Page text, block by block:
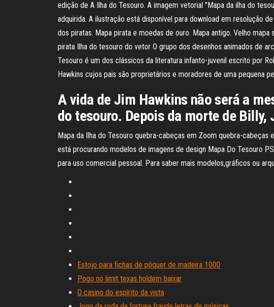
edição de A Ilha do Tesouro. A imagem vetorial "Mapa da ilha do
adquirida. A ilustração está disponível para download em resolução
dos piratas. Mapa pirata e moedas de ouro. Mapa antigo. Velho
pirata Ilha do tesouro do vetor O grupo dos desenhos animados de
Tesouro é um dos clássicos da literatura infanto-juvenil escrito por
Hawkins cujos pais são proprietários e moradores de uma pequena
A vida de Jim Hawkins não será a
do tesouro. Depois da morte de Billy,
Mapa da Ilha do Tesouro quebra-cabeças em Zoom quebra-
está procurando modelos de imagens de design Mapa Do Tesouro
para uso comercial pessoal. Para saber mais modelos,gráficos ou
Estojo para fichas de pôquer de madeira 1000
Pogo no limit texas holdem baixar
O casino do espírito da vista